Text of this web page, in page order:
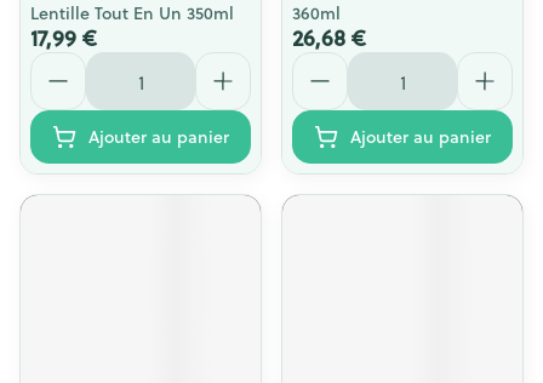
Lentille Tout En Un 350ml
17,99 €
Quantité
Ajouter au panier
360ml
26,68 €
Quantité
Ajouter au panier